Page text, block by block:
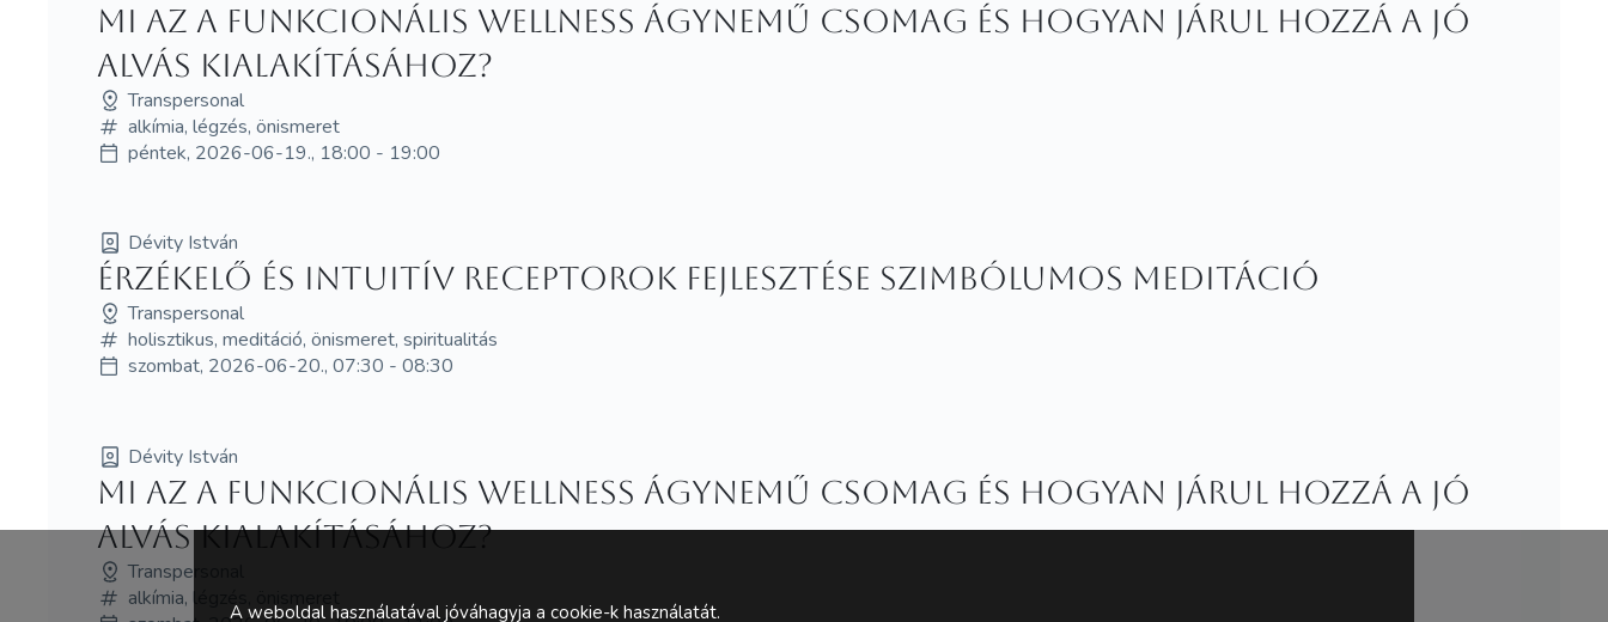
Mi az a funkcionális wellness ágynemű csomag és hogyan járul hozzá a jó
alvás kialakításához?
Transpersonal
alkímia, légzés, önismeret
péntek, 2026-06-19., 18:00 - 19:00
Dévity István
Érzékelő és intuitív receptorok fejlesztése szimbólumos meditáció
Transpersonal
holisztikus, meditáció, önismeret, spiritualitás
szombat, 2026-06-20., 07:30 - 08:30
Dévity István
Mi az a funkcionális wellness ágynemű csomag és hogyan járul hozzá a jó
alvás kialakításához?
Transpersonal
alkímia, légzés, önismeret
A weboldal használatával jóváhagyja a cookie-k használatát.